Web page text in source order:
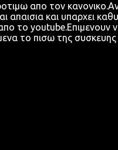
απο τον
απαισια και υπαρχει
το youtube.Επιμενουν
το πισω της συσκευης